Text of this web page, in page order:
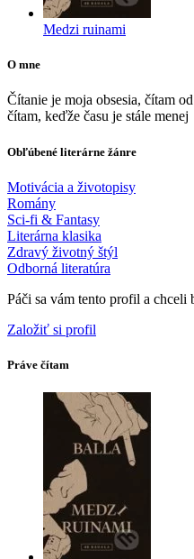
Medzi ruinami
O mne
Čítanie je moja obsesia, čítam
čítam, keďže času je stále menej
Obľúbené literárne žánre
Motivácia a životopisy
Romány
Sci-fi & Fantasy
Literárna klasika
Zdravý životný štýl
Odborná literatúra
Páči sa vám tento profil a chceli
Založiť si profil
Práve čítam